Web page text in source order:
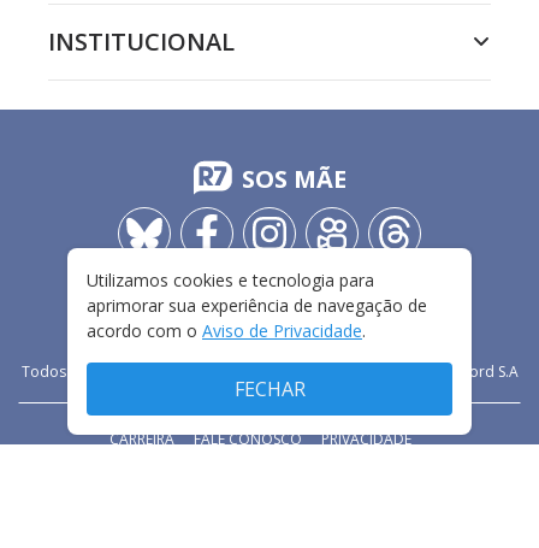
INSTITUCIONAL
SOS MÃE
Todos os direitos reservados - 2009- - Rádio e Televisão Record S.A
CARREIRA FALE CONOSCO
PRIVACIDADE
Utilizamos cookies e tecnologia para
aprimorar sua experiência de navegação de
acordo com o Aviso de Privacidade.
FECHAR